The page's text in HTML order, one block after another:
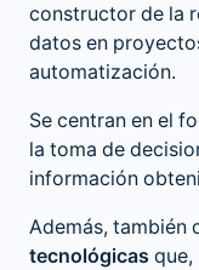
constructor de la
datos en
automatización.
Se centran en el
la toma de
información
Además, también
tecnológicas que,